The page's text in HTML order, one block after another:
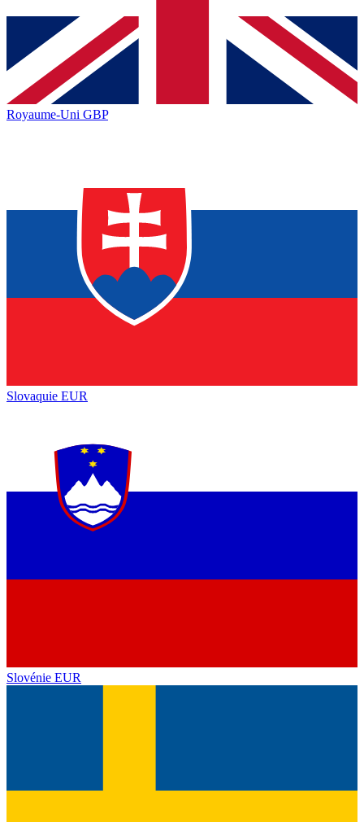
Royaume-Uni GBP
Slovaquie EUR
Slovénie EUR